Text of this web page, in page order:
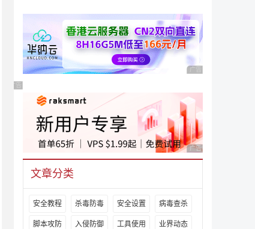
广告 商业广告，理性
广告 商业广告，理性选择
广告 商业广告，理性
文章分类
安全教程 杀毒防毒 安全设置 病毒查杀
脚本攻防 入侵防御 工具使用 业界动态